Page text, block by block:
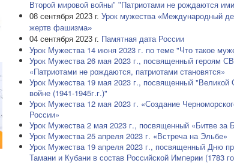
Второй мировой войны" "Патриотами не рождаются
08 сентября 2023 г. Урок мужества «Международный
жертв фашизма»
04 сентября 2023 г. Памятная дата России
Урок Мужества 14 июня 2023 г. по теме "Что такое
Урок Мужества 26 мая 2023 г., посвященный героям
«Патриотами не рождаются, патриотами становятся»
Урок Мужества 19 мая 2023 г., посвященный "Великой
войне (1941-1945г.г.)"
Урок Мужества 12 мая 2023 г. «Создание
России»
Урок Мужества 2 мая 2023 г., посвященный «Битве за
Урок Мужества 25 апреля 2023 г. «Встреча на Эльбе»
Урок Мужества 19 апреля 2023 г., посвященный Дню
Тамани и Кубани в состав Российской Империи (1783